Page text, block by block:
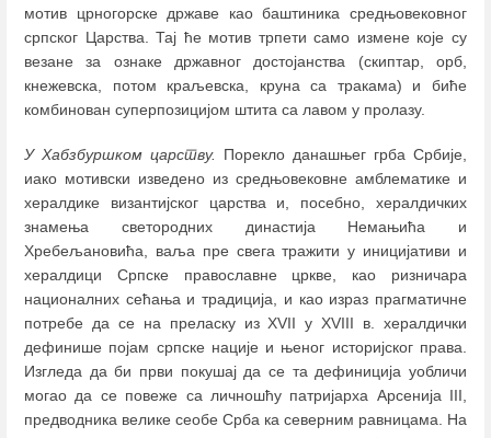
мотив црногорске државе као баштиника средњовековног
српског Царства. Тај ће мотив трпети само измене које су
везане за ознаке државног достојанства (скиптар, орб,
кнежевска, потом краљевска, круна са тракама) и биће
комбинован суперпозицијом штита са лавом у пролазу.
У Хабзбуршком царству.
Порекло данашњег грба Србије,
иако мотивски изведено из средњовековне амблематике и
хералдике византијског царства и, посебно, хералдичких
знамења светородних династија Немањића и
Хребељановића, ваља пре свега тражити у иницијативи и
хералдици Српске православне цркве, као ризничара
националних сећања и традиција, и као израз прагматичне
потребе да се на преласку из XVII у XVIII в. хералдички
дефинише појам српске нације и њеног историјског права.
Изгледа да би први покушај да се та дефиниција уобличи
могао да се повеже са личношћу патријарха Арсенија III,
предводника велике сеобе Срба ка северним равницама. На